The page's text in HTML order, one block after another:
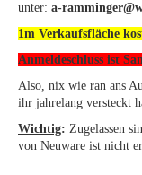
unter: a-
1m Verkaufsfläche
Anmeldeschluss ist
Also, nix wie ran ans
ihr jahrelang versteckt
Wichtig: Zugelassen
von Neuware ist nicht